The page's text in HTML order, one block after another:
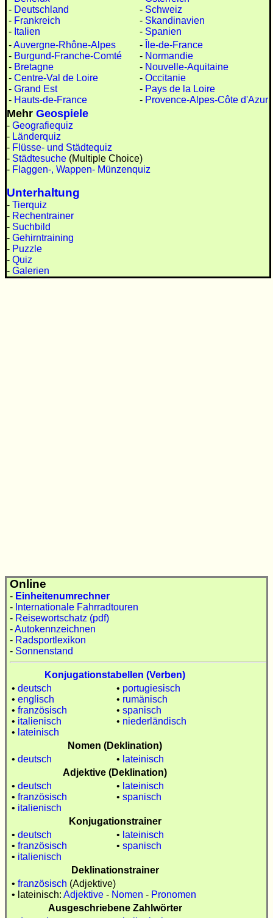
- Deutschland
- Frankreich
- Italien
- Schweiz
- Skandinavien
- Spanien
-Auvergne-Rhône-Alpes
- Burgund-Franche-Comté
- Bretagne
- Centre-Val de Loire
- Grand Est
- Hauts-de-France
-
Île-de-France
- Normandie
- Nouvelle-Aquitaine
- Occitanie
- Pays de la Loire
- Provence-Alpes-Côte d'Azur
Mehr Geospiele
- Geografiequiz
- Länderquiz
- Flüsse- und Städtequiz
- Städtesuche(Multiple Choice)
- Flaggen-, Wappen- Münzenquiz
Unterhaltung
- Tierquiz
- Rechentrainer
- Suchbild
- Gehirntraining
- Puzzle
- Quiz
- Galerien
Online
- Einheitenumrechner
- Internationale Fahrradtouren
- Reisewortschatz (pdf)
-Autokennzeichnen
- Radsportlexikon
- Sonnenstand
Konjugationstabellen (Verben)
• deutsch
• englisch
• französisch
• italienisch
• lateinisch
• portugiesisch
• rumänisch
• spanisch
• niederländisch
Nomen (Deklination)
• deutsch • lateinisch
Adjektive (Deklination)
• deutsch
• französisch
• italienisch
• lateinisch
• spanisch
Konjugationstrainer
• deutsch
• französisch
• italienisch
• lateinisch
• spanisch
Deklinationstrainer
• französisch (Adjektive)
• lateinisch: Adjektive- Nomen - Pronomen
Ausgeschriebene Zahlwörter